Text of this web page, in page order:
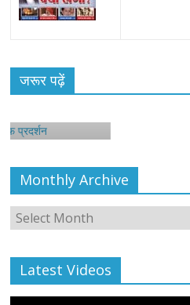
जरूर पढ़ें
Monthly Archive
Monthly
Archive
Latest Videos